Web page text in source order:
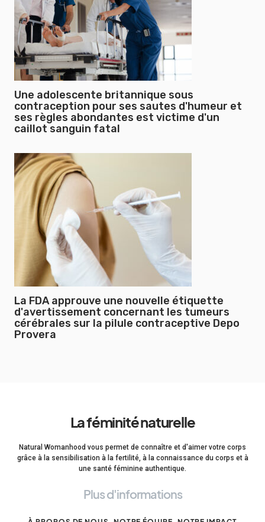
Une adolescente britannique sous
contraception pour ses sautes d'humeur et
ses règles abondantes est victime d'un
caillot sanguin fatal
La FDA approuve une nouvelle étiquette
d'avertissement concernant les tumeurs
cérébrales sur la pilule contraceptive Depo
Provera
La féminité naturelle
Natural Womanhood vous permet de connaître et d'aimer votre corps
grâce à la sensibilisation à la fertilité, à la connaissance du corps et à
une santé féminine authentique.
Plus d'informations